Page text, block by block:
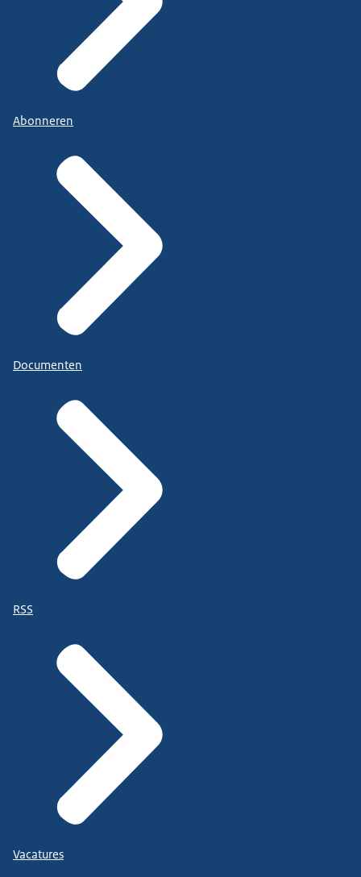
Abonneren
Documenten
RSS
Vacatures